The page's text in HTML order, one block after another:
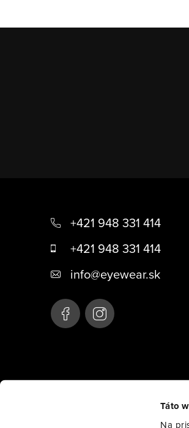
Táto
Na
+421 948 331 414
+421 948 331 414
info@eyewear.sk